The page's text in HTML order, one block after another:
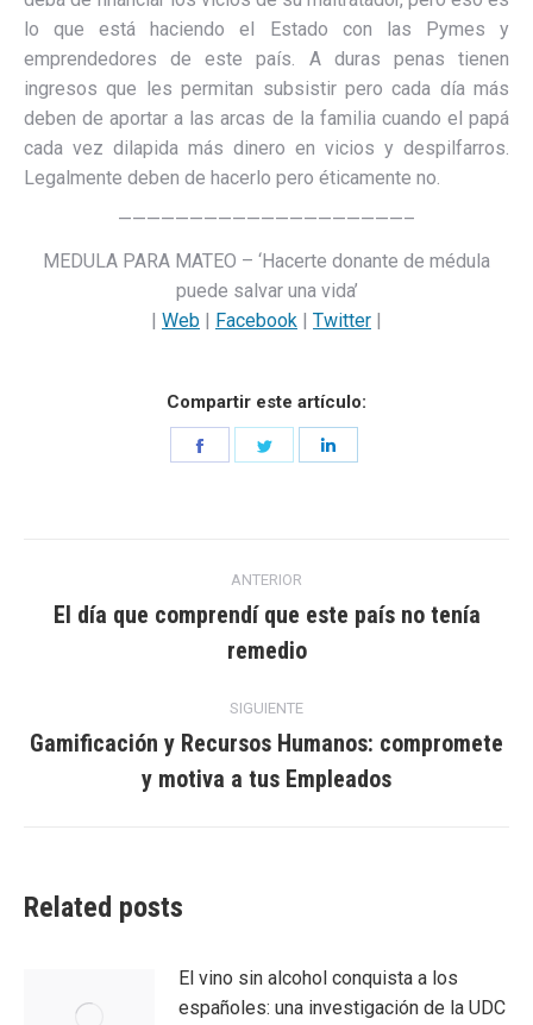
lo que está haciendo el Estado con las Pymes y
emprendedores de este país. A duras penas tienen
ingresos que les permitan subsistir pero cada día más
deben de aportar a las arcas de la familia cuando el papá
cada vez dilapida más dinero en vicios y despilfarros.
Legalmente deben de hacerlo pero éticamente no.
————————————————————–
MEDULA PARA MATEO – ‘Hacerte donante de médula
puede salvar una vida’
| Web | Facebook | Twitter |
Compartir este artículo:
Share
entre
ANTERIOR
Entrada
anterior:
El día que comprendí que este país no tenía
remedio
SIGUIENTE
siguiente:
Gamificación y Recursos Humanos: compromete
y motiva a tus Empleados
Related posts
El vino sin alcohol conquista a los
españoles: una investigación de la UDC